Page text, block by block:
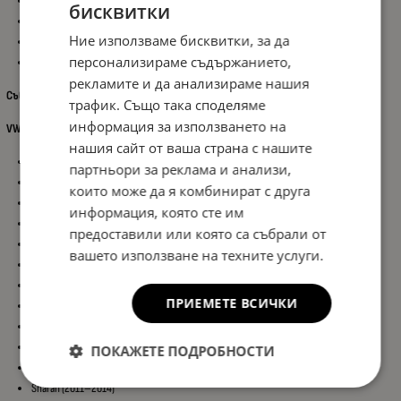
Материал: ABS пластмаса
Цвят: Черен
Монтаж: Директен заместител (plug & play)
Съвместимост:
VW модели:
Golf MK6 (2008–2013)
Rabbit (2006–2009)
Passat B6 3C2 / 3C5 (2005–2010)
Passat B7 (2010–2014)
Golf Plus (2005–2014)
Sharan (2011–2014)
бисквитки
Ние използваме бисквитки, за да
персонализираме съдържанието,
рекламите и да анализираме нашия
трафик. Също така споделяме
информация за използването на
нашия сайт от ваша страна с нашите
партньори за реклама и анализи,
които може да я комбинират с друга
информация, която сте им
предоставили или която са събрали от
вашето използване на техните услуги.
ПРИЕМЕТЕ ВСИЧКИ
ПОКАЖЕТЕ ПОДРОБНОСТИ